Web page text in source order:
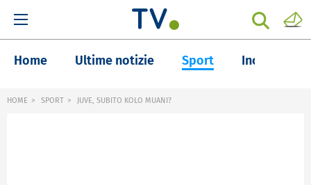
Home Ultime notizie Sport Inchieste
HOME SPORT JUVE, SUBITO KOLO MUANI?